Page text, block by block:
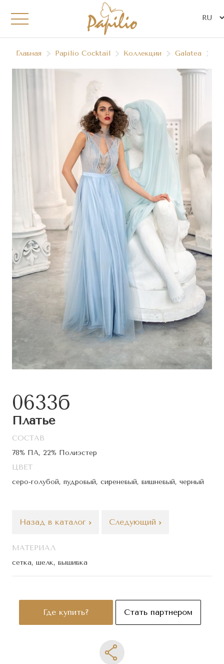
Главная Papilio Сocktail Коллекции Galatea
0633б
Платье
СОСТАВ
78% ПА, 22% Полиэстер
ЦВЕТ
серо-голубой, пудровый, сиреневый, вишневый, черный
Назад в каталог Следующий
МАТЕРИАЛ
сетка, шелк, вышивка
Где купить? Стать партнером